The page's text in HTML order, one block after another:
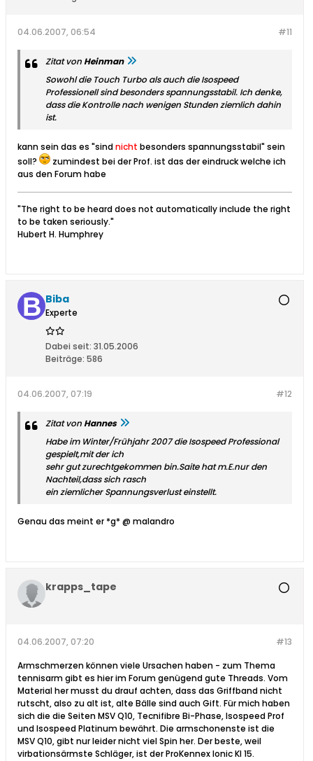
#11
04.06.2007, 06:54
Zitat vonHeinman
Sowohl die Touch Turbo als auch die Isospeed
Professionell sind besonders spannungsstabil. Ich denke,
dass die Kontrolle nach wenigen Stunden ziemlich dahin
ist.
kann sein das es "sindnicht besonders spannungsstabil" sein
soll?
zumindest bei der Prof. ist das der eindruck welche ich
aus den Forum habe
"The right to be heard does not automatically include the right
to be taken seriously."
Hubert H. Humphrey
Biba
Experte
Dabei seit: 31.05.2006
Beiträge: 586
#12
04.06.2007, 07:19
Zitat vonHannes
Habe im Winter/Frühjahr 2007 die Isospeed Professional
gespielt,mit der ich
sehr gut zurechtgekommen bin.Saite hat m.E.nur den
Nachteil,dass sich rasch
ein ziemlicher Spannungsverlust einstellt.
Genau das meint er *g* @ malandro
krapps_tape
#13
04.06.2007, 07:20
Armschmerzen können viele Ursachen haben - zum Thema
tennisarm gibt es hier im Forum genügend gute Threads. Vom
Material her musst du drauf achten, dass das Griffband nicht
rutscht, also zu alt ist, alte Bälle sind auch Gift. Für mich haben
sich die die Seiten MSV Q10, Tecnifibre Bi-Phase, Isospeed Prof
und Isospeed Platinum bewährt. Die armschonenste ist die
MSV Q10, gibt nur leider nicht viel Spin her. Der beste, weil
virbationsärmste Schläger, ist der ProKennex Ionic KI 15.